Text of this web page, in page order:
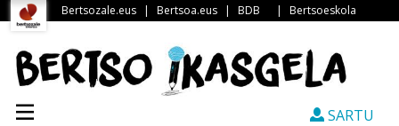
Bertsozale.eus | Bertsoa.eus | BDB | Bertsoeskola
SARTU